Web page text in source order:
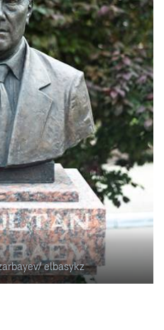
elbasykz